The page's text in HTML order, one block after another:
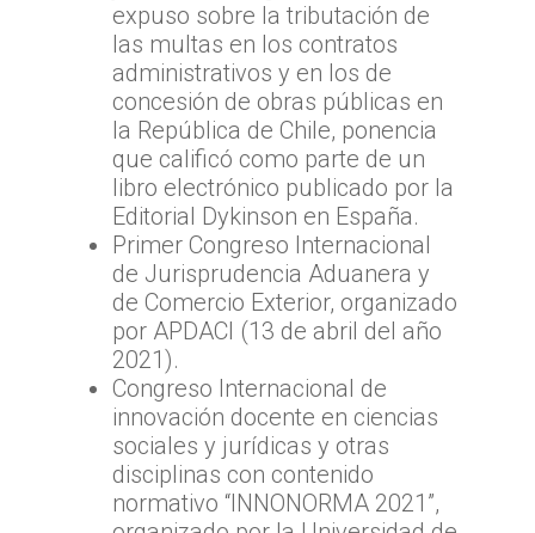
expuso sobre la tributación de
las multas en los contratos
administrativos y en los de
concesión de obras públicas en
la República de Chile, ponencia
que calificó como parte de un
libro electrónico publicado por la
Editorial Dykinson en España.
Primer Congreso Internacional
de Jurisprudencia Aduanera y
de Comercio Exterior, organizado
por APDACI (13 de abril del año
2021).
Congreso Internacional de
innovación docente en ciencias
sociales y jurídicas y otras
disciplinas con contenido
normativo “INNONORMA 2021”,
Campo
TTA de la Región de
Magallanes y la